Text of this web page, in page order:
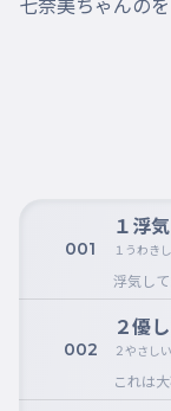
001
１浮
１うわき
浮気し
002
２優
２やさし
これは